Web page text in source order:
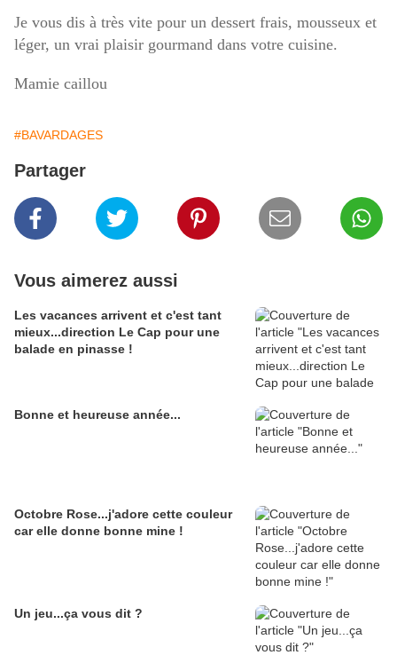
Je vous dis à très vite pour un dessert frais, mousseux et
léger, un vrai plaisir gourmand dans votre cuisine.
Mamie caillou
#BAVARDAGES
Partager
Vous aimerez aussi
Les vacances arrivent et c'est tant
mieux...direction Le Cap pour une
balade en pinasse !
Bonne et heureuse année...
Octobre Rose...j'adore cette couleur
car elle donne bonne mine !
Un jeu...ça vous dit ?